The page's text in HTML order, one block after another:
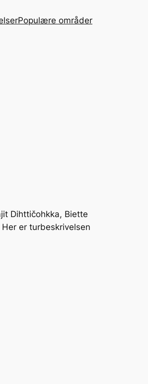
Populære områder
Dihttičohkka, Biette
er turbeskrivelsen